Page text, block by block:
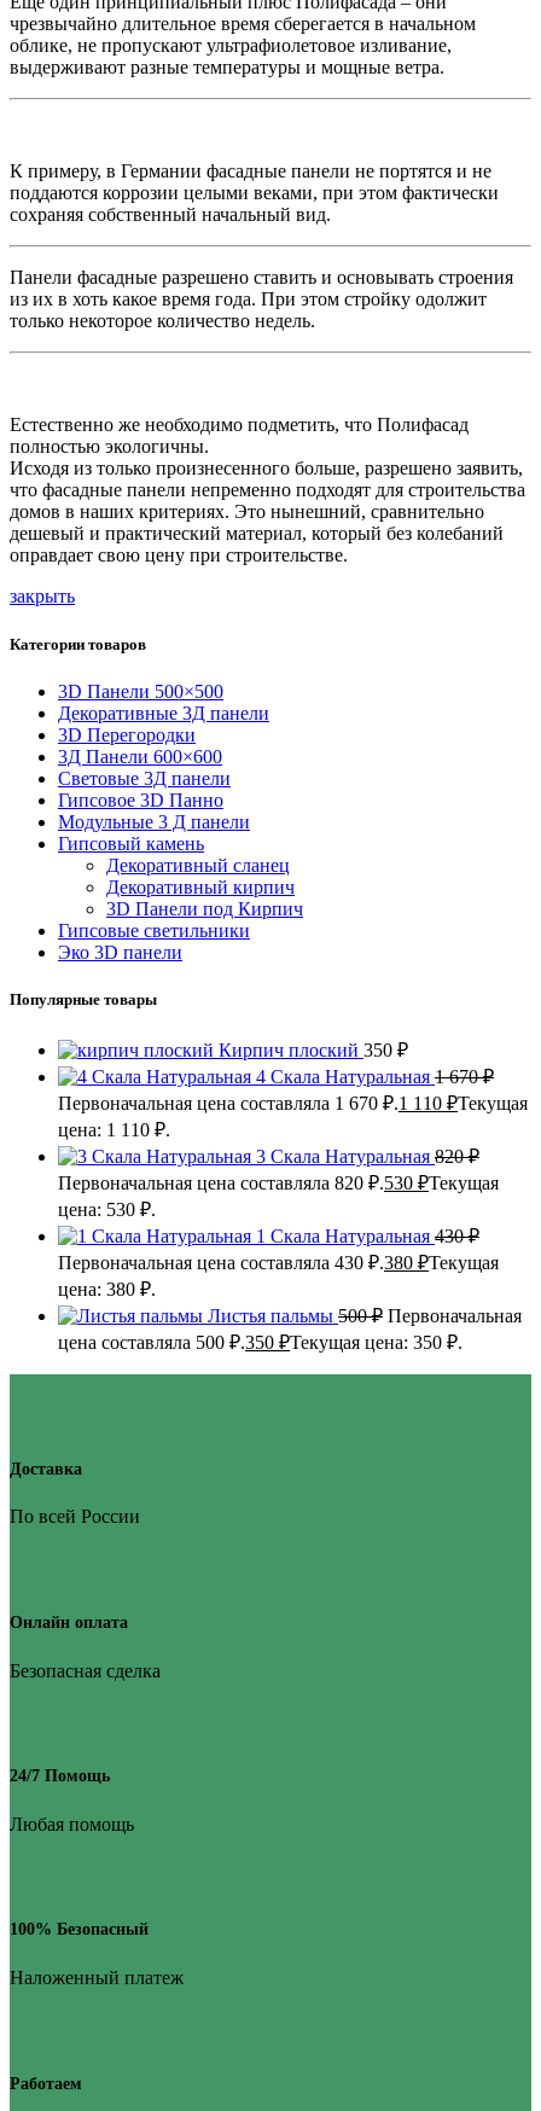
чрезвычайно длительное время сберегается в начальном
облике, не пропускают ультрафиолетовое изливание,
выдерживают разные температуры и мощные ветра.
К примеру, в Германии фасадные панели не портятся и не
поддаются коррозии целыми веками, при этом фактически
сохраняя собственный начальный вид.
Панели фасадные разрешено ставить и основывать строения
из их в хоть какое время года. При этом стройку одолжит
только некоторое количество недель.
Естественно же необходимо подметить, что Полифасад
полностью экологичны.
Исходя из только произнесенного больше, разрешено заявить,
что фасадные панели непременно подходят для строительства
домов в наших критериях. Это нынешний, сравнительно
дешевый и практический материал, который без колебаний
оправдает свою цену при строительстве.
закрыть
Категории товаров
3D Панели 500×500
Декоративные 3Д панели
3D Перегородки
3Д Панели 600×600
Световые 3Д панели
Гипсовое 3D Панно
Модульные 3 Д панели
Гипсовый камень
Декоративный сланец
Декоративный кирпич
3D Панели под Кирпич
Гипсовые светильники
Эко 3D панели
Популярные товары
Кирпич плоский 350 ₽
4 Скала Натуральная 1 670₽
Первоначальная цена составляла 1 670 ₽.1 110 ₽Текущая
цена: 1 110 ₽.
3 Скала Натуральная 820₽
Первоначальная цена составляла 820 ₽.530 ₽Текущая
цена: 530 ₽.
1 Скала Натуральная 430₽
Первоначальная цена составляла 430 ₽.380 ₽Текущая
цена: 380 ₽.
Листья пальмы 500₽ Первоначальная
цена составляла 500 ₽.350 ₽Текущая цена: 350 ₽.
Доставка
По всей России
Онлайн оплата
Безопасная сделка
24/7 Помощь
Любая помощь
100% Безопасный
Наложенный платеж
Работаем